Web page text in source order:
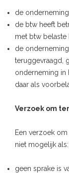
de
de btw heeft
met btw belaste
de
teruggevraagd,
onderneming in
daar als
Verzoek om
Een verzoek
niet mogelijk als:
geen sprake is